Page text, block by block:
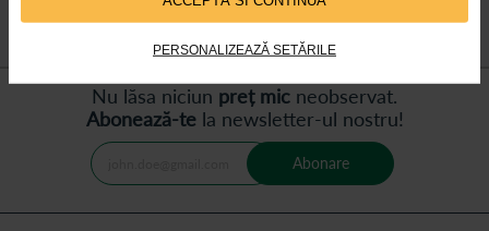
PERSONALIZEAZĂ SETĂRILE
Nu lăsa niciun preț mic neobservat.
Abonează-tela newsletter-ul nostru!
Abonare